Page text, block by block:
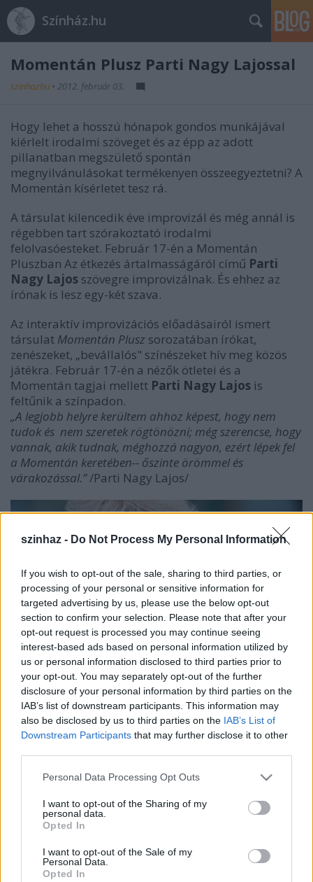
szinhaz - Do Not Process My Personal Information
If you wish to opt-out of the sale, sharing to third parties, or
processing of your personal or sensitive information for
targeted advertising by us, please use the below opt-out
section to confirm your selection. Please note that after your
opt-out request is processed you may continue seeing
interest-based ads based on personal information utilized by
us or personal information disclosed to third parties prior to
your opt-out. You may separately opt-out of the further
disclosure of your personal information by third parties on the
IAB’s list of downstream participants. This information may
also be disclosed by us to third parties on the IAB’s List of
Downstream Participants that may further disclose it to other
Please note that this website/app uses one or more Google
not limited to your visit or usage behaviour. You may click to
grant or deny consent to Google and its third-party tags to
use your data for below specified purposes in below Google
consent section.
Personal Data Processing Opt Outs
I want to opt-out of the Sharing of my
personal data.
Opted In
I want to opt-out of the Sale of my
Personal Data.
Opted In
Színház.hu
Momentán Plusz Parti Nagy Lajossal
szinhazhu • 2012. február 03.
Hogy lehet a hosszú hónapok gondos munkájával
kiérlelt irodalmi szöveget és az épp az adott
pillanatban megszülető spontán
megnyilvánulásokat termékenyen összeegyeztetni? A
Momentán kísérletet tesz rá.
A társulat kilencedik éve improvizál és még annál is
régebben tart szórakoztató irodalmi
felolvasóesteket. Február 17-én a Momentán
Pluszban Az étkezés ártalmasságáról című Parti
Nagy Lajos szövegre improvizálnak. És ehhez az
írónak is lesz egy-két szava.
Az interaktív improvizációs előadásairól ismert
társulat Momentán Plusz sorozatában írókat,
zenészeket, „bevállalós" színészeket hív meg közös
játékra. Február 17-én a nézők ötletei és a
Momentán tagjai mellett Parti Nagy Lajos is
feltűnik a színpadon.
„A legjobb helyre kerültem ahhoz képest, hogy nem
tudok és nem szeretek rögtönözni; még szerencse, hogy
vannak, akik tudnak, méghozzá nagyon, ezért lépek fel
a Momentán keretében-- őszinte örömmel és
várakozással.”/Parti Nagy Lajos/
Parti Nagy Lajos (forrás: origo.hu)
célja a kortárs magyar írók, költők és szövegeik
szórakoztatás, a kedvcsinálás és az előítéletek
eloszlatása: hogy kiderüljön, ezek a szövegek nem
tökéletesen „fogyaszthatók”. Ezúttal a szövegek nem
csak elhangzanak, de önálló életre is kelnek: a